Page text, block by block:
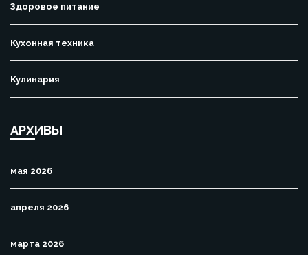
Здоровое питание
Кухонная техника
Кулинария
АРХИВЫ
мая 2026
апреля 2026
марта 2026